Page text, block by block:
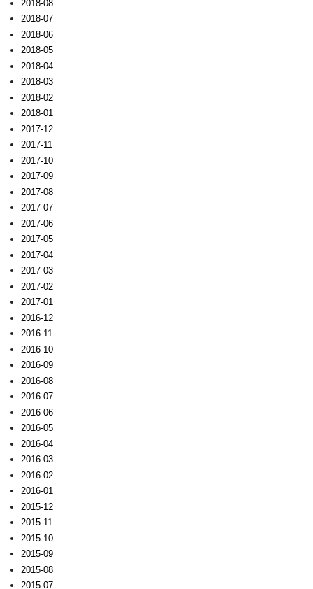
2018-08
2018-07
2018-06
2018-05
2018-04
2018-03
2018-02
2018-01
2017-12
2017-11
2017-10
2017-09
2017-08
2017-07
2017-06
2017-05
2017-04
2017-03
2017-02
2017-01
2016-12
2016-11
2016-10
2016-09
2016-08
2016-07
2016-06
2016-05
2016-04
2016-03
2016-02
2016-01
2015-12
2015-11
2015-10
2015-09
2015-08
2015-07